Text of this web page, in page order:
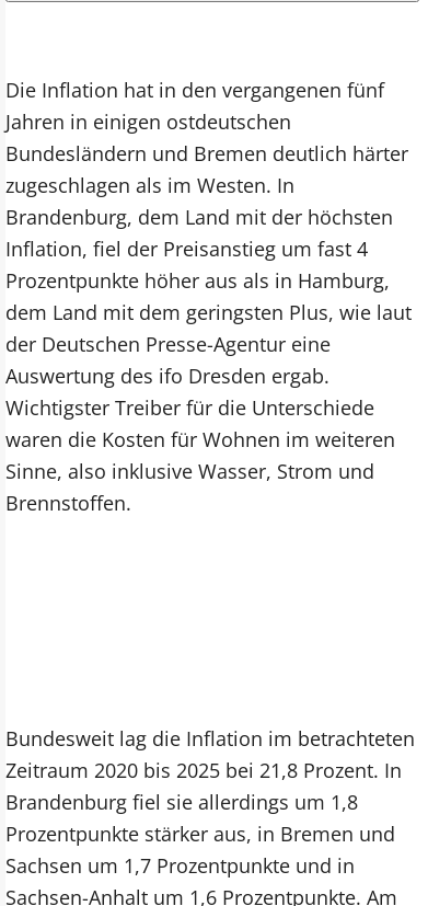
Die Inflation hat in den vergangenen fünf
Jahren in einigen ostdeutschen
Bundesländern und Bremen deutlich härter
zugeschlagen als im Westen. In
Brandenburg, dem Land mit der höchsten
Inflation, fiel der Preisanstieg um fast 4
Prozentpunkte höher aus als in Hamburg,
dem Land mit dem geringsten Plus, wie laut
der Deutschen Presse-Agentur eine
Auswertung des ifo Dresden ergab.
Wichtigster Treiber für die Unterschiede
waren die Kosten für Wohnen im weiteren
Sinne, also inklusive Wasser, Strom und
Brennstoffen.
Bundesweit lag die Inflation im betrachteten
Zeitraum 2020 bis 2025 bei 21,8 Prozent. In
Brandenburg fiel sie allerdings um 1,8
Prozentpunkte stärker aus, in Bremen und
Sachsen um 1,7 Prozentpunkte und in
Sachsen-Anhalt um 1,6 Prozentpunkte. Am